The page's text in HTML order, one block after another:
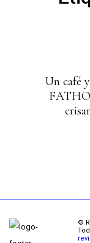
Un café
©